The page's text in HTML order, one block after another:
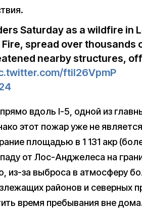
Saturday as a wildfire in
spread over thousands
nearby structures,
ftiI26VpmP
прямо вдоль I-5, одной из
этот пожар уже не является
площадью в 1 131 акр
от Лос-Анджелеса на
из-за выброса в атмосферу
районов и северных
время пребывания вне